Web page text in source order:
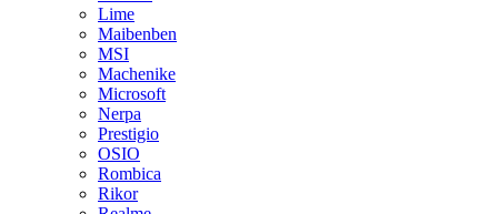
Lime
Maibenben
MSI
Machenike
Microsoft
Nerpa
Prestigio
OSIO
Rombica
Rikor